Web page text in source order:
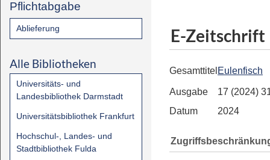
Pflichtabgabe
Ablieferung
Alle Bibliotheken
Universitäts- und
Landesbibliothek Darmstadt
Universitätsbibliothek Frankfurt
Hochschul-, Landes- und
Stadtbibliothek Fulda
E-Zeitschrift
Gesamttitel Eulenfisch
Ausgabe
17 (2024)
Datum
2024